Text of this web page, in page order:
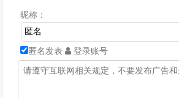
昵称：
匿名发表 登录账号